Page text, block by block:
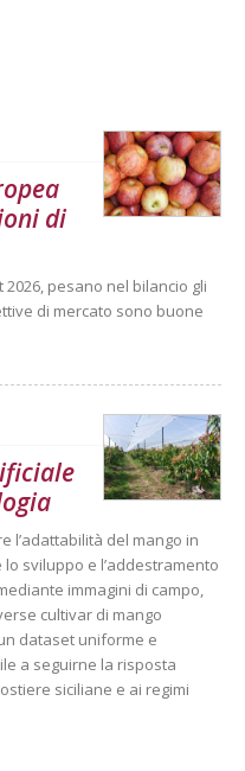
di
pesano nel bilancio gli
di mercato sono buone
l’adattabilità del mango in
sviluppo e l’addestramento
immagini di campo,
cultivar di mango
dataset uniforme e
a seguirne la risposta
siciliane e ai regimi